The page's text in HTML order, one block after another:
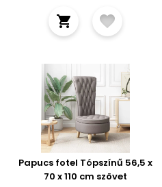
Papucs fotel Tópszínű 56,5 x
70 x 110 cm szövet